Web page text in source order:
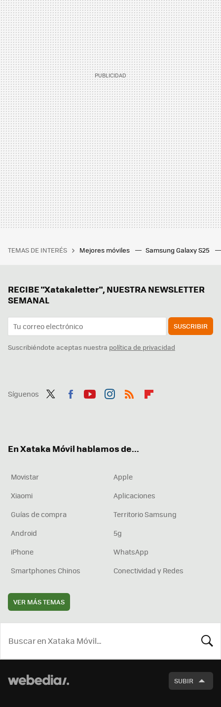
TEMAS DE INTERÉS Mejores móviles Samsung Galaxy S25
RECIBE "Xatakaletter", NUESTRA NEWSLETTER
SEMANAL
SUSCRIBIR
Suscribiéndote aceptas nuestra política de privacidad
Síguenos
En Xataka Móvil hablamos de...
Movistar
Apple
Xiaomi
Aplicaciones
Guías de compra
Territorio Samsung
Android
5g
iPhone
WhatsApp
Smartphones Chinos
Conectividad y Redes
VER MÁS TEMAS
SUBIR